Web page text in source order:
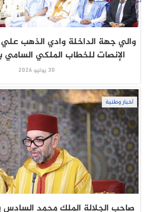
والي جهة الداخلة وادي الذهب
الإنصات للخطاب الملكي السامي
30 يوليو 2026
أخبار وطنية
صاحب الجلالة الملك محمد السادس